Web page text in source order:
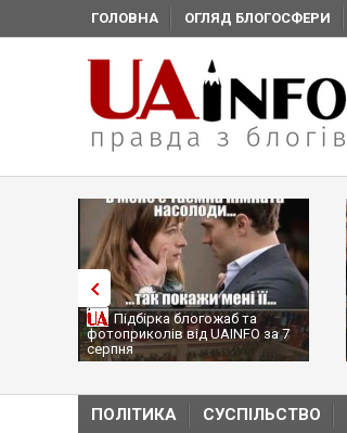
ГОЛОВНА ОГЛЯД БЛОГОСФЕРИ
Підбірка блогожаб та
фотоприколів від UAINFO за 7
серпня
ПОЛІТИКА СУСПІЛЬСТВО